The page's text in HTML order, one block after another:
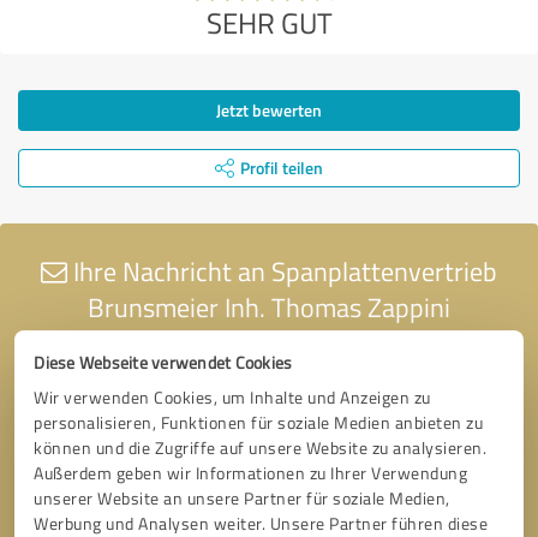
Diese Webseite verwendet Cookies
Wir verwenden Cookies, um Inhalte und Anzeigen zu
personalisieren, Funktionen für soziale Medien anbieten zu
können und die Zugriffe auf unsere Website zu analysieren.
Außerdem geben wir Informationen zu Ihrer Verwendung
unserer Website an unsere Partner für soziale Medien,
Werbung und Analysen weiter. Unsere Partner führen diese
SEHR GUT
Jetzt bewerten
Profil teilen
Ihre Nachricht an Spanplattenvertrieb
Brunsmeier Inh. Thomas Zappini